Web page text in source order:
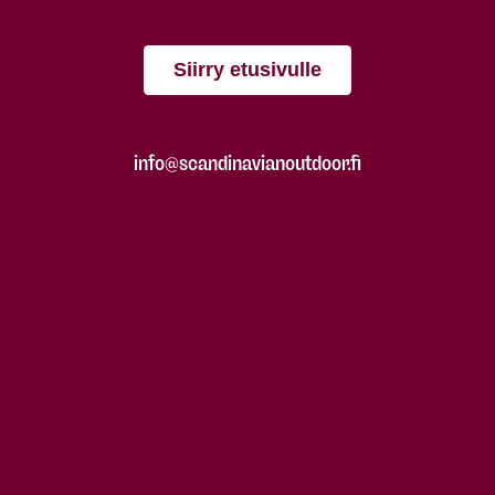
Siirry etusivulle
info@scandinavianoutdoor.fi